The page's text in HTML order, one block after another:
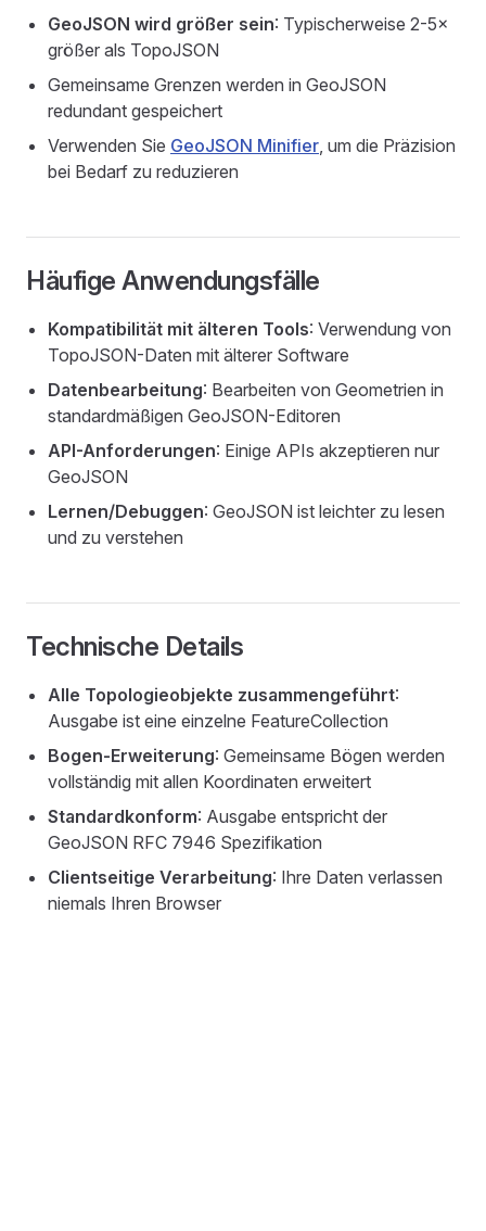
GeoJSON wird größer sein: Typischerweise 2-5×
größer als TopoJSON
Gemeinsame Grenzen werden in GeoJSON
redundant gespeichert
Verwenden Sie GeoJSON Minifier, um die Präzision
bei Bedarf zu reduzieren
Häufige Anwendungsfälle
Kompatibilität mit älteren Tools: Verwendung von
TopoJSON-Daten mit älterer Software
Datenbearbeitung: Bearbeiten von Geometrien in
standardmäßigen GeoJSON-Editoren
API-Anforderungen: Einige APIs akzeptieren nur
GeoJSON
Lernen/Debuggen: GeoJSON ist leichter zu lesen
und zu verstehen
Technische Details
Alle Topologieobjekte zusammengeführt:
Ausgabe ist eine einzelne FeatureCollection
Bogen-Erweiterung: Gemeinsame Bögen werden
vollständig mit allen Koordinaten erweitert
Standardkonform: Ausgabe entspricht der
GeoJSON RFC 7946 Spezifikation
Clientseitige Verarbeitung: Ihre Daten verlassen
niemals Ihren Browser